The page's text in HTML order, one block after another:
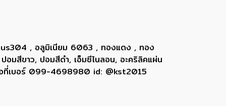
, อลูมิเนียม 6063 , ทองแดง , ทอง
มสีขาว, ปอมสีดำ, เอ็มซีไนลอน, อะคริลิคแผ่น
ต่อที่เบอร์ 099-4698980 id: @kst2015